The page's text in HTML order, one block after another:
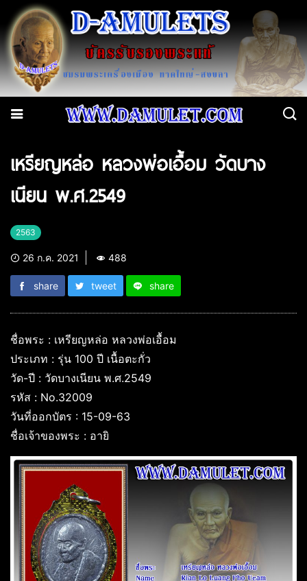
เหรียญหล่อ หลวงพ่อเอื้อม วัดบาง
เนียน พ.ศ.2549
2563
26 ก.ค. 2021 488
share tweet share
ชื่อพระ : เหรียญหล่อ หลวงพ่อเอื้อม
ประเภท : รุ่น 100 ปี เนื้อตะกั่ว
วัด-ปี : วัดบางเนียน พ.ศ.2549
รหัส : No.32009
วันที่ออกบัตร : 15-09-63
ชื่อเจ้าของพระ : อายิ